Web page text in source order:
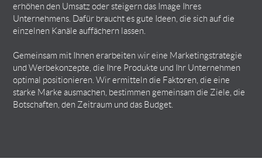
erhöhen den Umsatz oder steigern das Image Ihres
Unternehmens. Dafür braucht es gute Ideen, die sich auf die
einzelnen Kanäle auffächern lassen.
Gemeinsam mit Ihnen erarbeiten wir eine Marketingstrategie
und Werbekonzepte, die Ihre Produkte und Ihr Unternehmen
optimal positionieren. Wir ermitteln die Faktoren, die eine
starke Marke ausmachen, bestimmen gemeinsam die Ziele, die
Botschaften, den Zeitraum und das Budget.